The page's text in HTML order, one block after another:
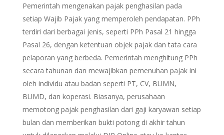
Pemerintah mengenakan pajak penghasilan pada
setiap Wajib Pajak yang memperoleh pendapatan. PPh
terdiri dari berbagai jenis, seperti PPh Pasal 21 hingga
Pasal 26, dengan ketentuan objek pajak dan tata cara
pelaporan yang berbeda. Pemerintah menghitung PPh
secara tahunan dan mewajibkan pemenuhan pajak ini
oleh individu atau badan seperti PT, CV, BUMN,
BUMD, dan koperasi. Biasanya, perusahaan
memotong pajak penghasilan dari gaji karyawan setiap
bulan dan memberikan bukti potong di akhir tahun